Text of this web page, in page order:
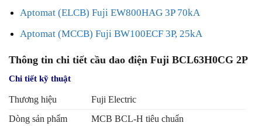
Aptomat (ELCB) Fuji EW800HAG 3P 70kA
Aptomat (MCCB) Fuji BW100ECF 3P, 25kA
Thông tin chi tiết cầu dao điện Fuji BCL63H0CG 2P
Chi tiết kỹ thuật
Thương hiệu
Fuji Electric
Dòng sản phẩm
MCB BCL-H tiêu chuẩn